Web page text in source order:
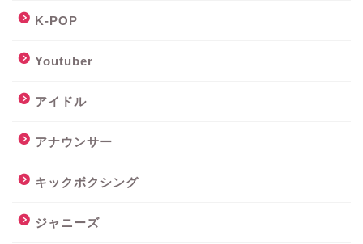
K-POP
Youtuber
アイドル
アナウンサー
キックボクシング
ジャニーズ